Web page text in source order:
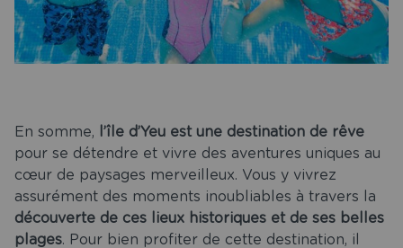
En somme,
l’île d’Yeu est une destination de rêve
pour se détendre et vivre des aventures uniques au
cœur de paysages merveilleux. Vous y vivrez
assurément des moments inoubliables à travers la
découverte de ces lieux historiques et de ses belles
plages. Pour bien profiter de cette destination, il